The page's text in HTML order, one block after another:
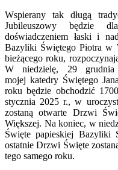
Wspierany tak długą
Jubileuszowy będzie
doświadczeniem łaski i
Bazyliki Świętego Piotra w
bieżącego roku,
W niedzielę, 29
mojej katedry Świętego
roku będzie obchodzić
stycznia 2025 r., w
zostaną otwarte Drzwi
Większej. Na koniec, w
Święte papieskiej Bazyliki
ostatnie Drzwi Święte
tego samego roku.